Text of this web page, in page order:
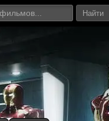
Найти